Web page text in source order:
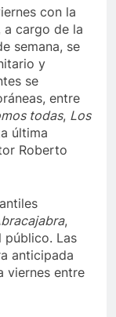
con la
a cargo de la
semana, se
y
se
entre
todas, Los
última
Roberto
,
público. Las
anticipada
viernes entre